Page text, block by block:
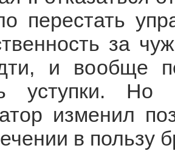
перестать
за
и вообще
уступки. Но
изменил
в пользу